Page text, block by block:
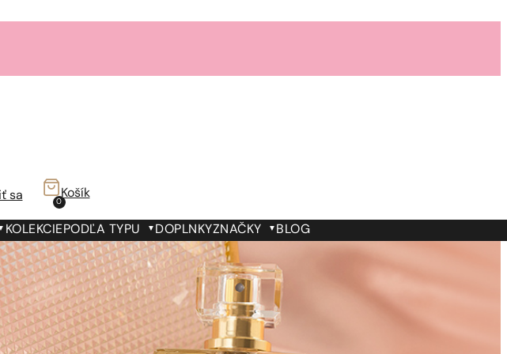
sa 0
Košík
KOLEKCIEPODĽA TYPU DOPLNKYZNAČKY BLOG